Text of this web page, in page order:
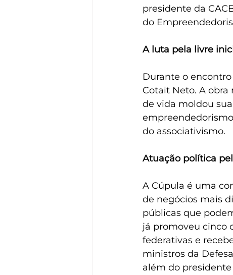
presidente da
do
A luta pela livre
Durante o
Cotait Neto. A
de vida moldou
do associativismo.
Atuação política
A Cúpula é uma
de negócios mais
públicas que
já promoveu cinco
federativas e
ministros da
além do